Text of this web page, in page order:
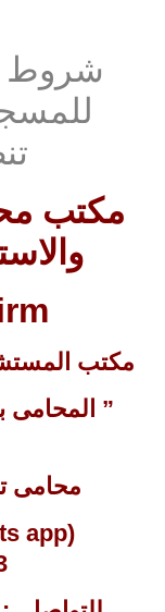
شروط
مكتب
مكتب
” المحامى
محامى